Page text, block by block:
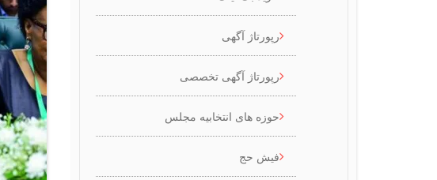
رپورتاژ آگهی
رپورتاژ آگهی تخصصی
حوزه های انتخابیه مجلس
فیش حج